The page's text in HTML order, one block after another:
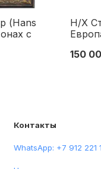
(Hans
с
Н/Х
150
Контакты
WhatsApp: +7 912 221